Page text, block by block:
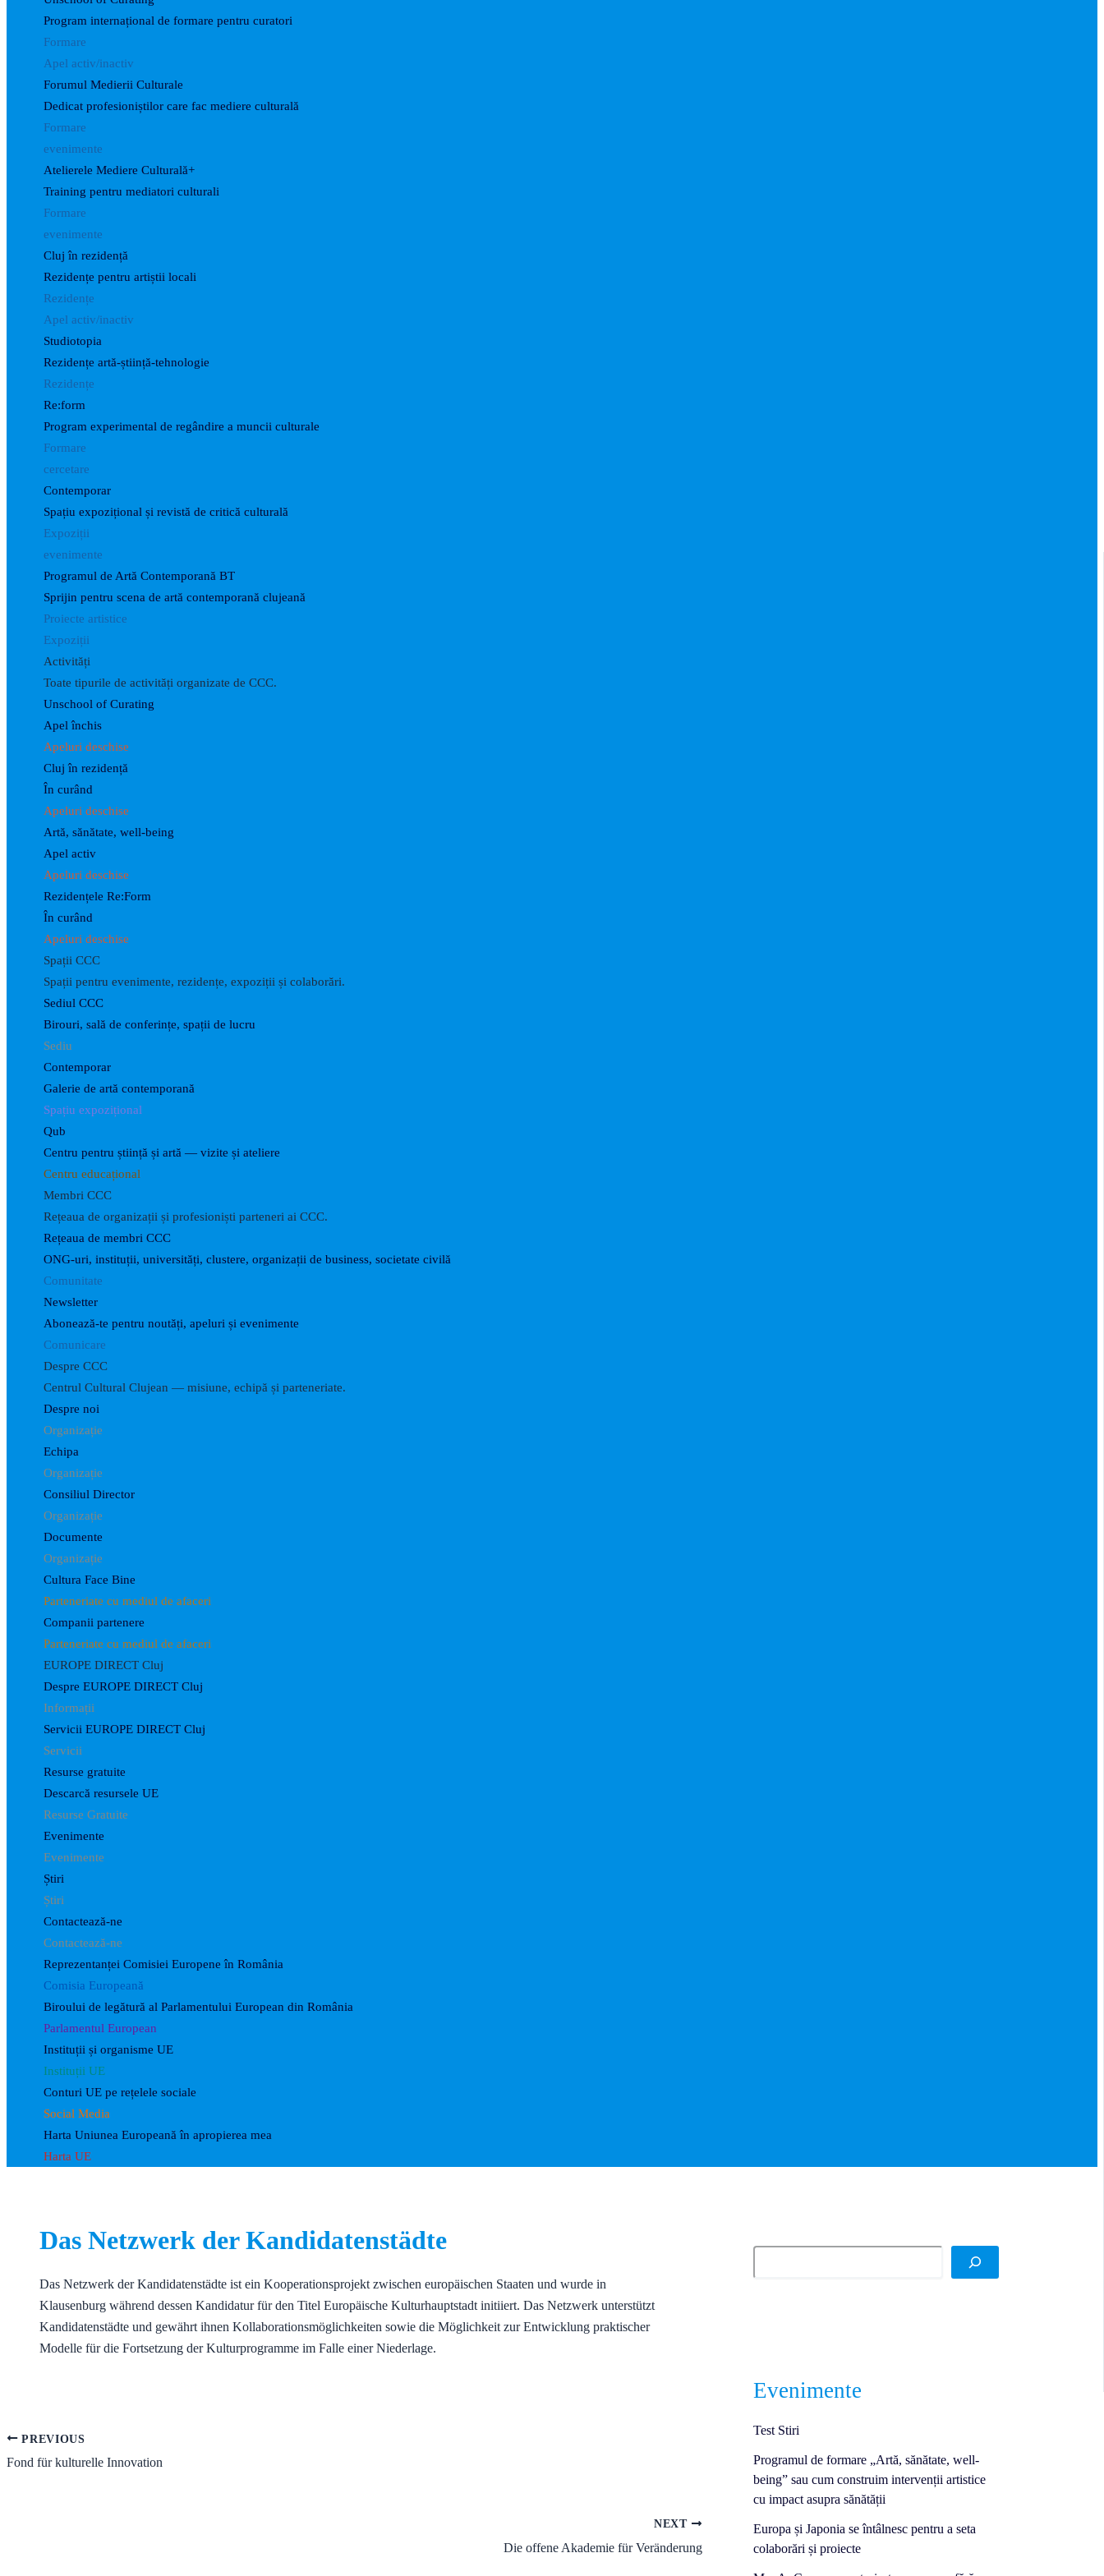
Program internațional de formare pentru curatori
Formare
Apel activ/inactiv
Forumul Medierii Culturale
Dedicat profesioniștilor care fac mediere culturală
Formare
evenimente
Atelierele Mediere Culturală+
Training pentru mediatori culturali
Formare
evenimente
Cluj în rezidență
Rezidențe pentru artiștii locali
Rezidențe
Apel activ/inactiv
Studiotopia
Rezidențe artă-știință-tehnologie
Rezidențe
Re:form
Program experimental de regândire a muncii culturale
Formare
cercetare
Contemporar
Spațiu expozițional și revistă de critică culturală
Expoziții
evenimente
Programul de Artă Contemporană BT
Sprijin pentru scena de artă contemporană clujeană
Proiecte artistice
Expoziții
Activități
Toate tipurile de activități organizate de CCC.
Unschool of Curating
Apel închis
Apeluri deschise
Cluj în rezidență
În curând
Apeluri deschise
Artă, sănătate, well-being
Apel activ
Apeluri deschise
Rezidențele Re:Form
În curând
Apeluri deschise
Spații CCC
Spații pentru evenimente, rezidențe, expoziții și colaborări.
Sediul CCC
Birouri, sală de conferințe, spații de lucru
Sediu
Contemporar
Galerie de artă contemporană
Spațiu expozițional
Qub
Centru pentru știință și artă — vizite și ateliere
Centru educațional
Membri CCC
Rețeaua de organizații și profesioniști parteneri ai CCC.
Rețeaua de membri CCC
ONG-uri, instituții, universități, clustere, organizații de business, societate civilă
Comunitate
Newsletter
Abonează-te pentru noutăți, apeluri și evenimente
Comunicare
Despre CCC
Centrul Cultural Clujean — misiune, echipă și parteneriate.
Despre noi
Organizație
Echipa
Organizație
Consiliul Director
Organizație
Documente
Organizație
Cultura Face Bine
Parteneriate cu mediul de afaceri
Companii partenere
Parteneriate cu mediul de afaceri
EUROPE DIRECT Cluj
Despre EUROPE DIRECT Cluj
Informații
Servicii EUROPE DIRECT Cluj
Servicii
Resurse gratuite
Descarcă resursele UE
Resurse Gratuite
Evenimente
Evenimente
Știri
Știri
Contactează-ne
Contactează-ne
Reprezentanței Comisiei Europene în România
Comisia Europeană
Biroului de legătură al Parlamentului European din România
Parlamentul European
Instituții și organisme UE
Instituții UE
Conturi UE pe rețelele sociale
Social Media
Harta Uniunea Europeană în apropierea mea
Harta UE
Das Netzwerk der Kandidatenstädte
Das Netzwerk der Kandidatenstädte ist ein Kooperationsprojekt zwischen europäischen Staaten und wurde in
Klausenburg während dessen Kandidatur für den Titel Europäische Kulturhauptstadt initiiert. Das Netzwerk unterstützt
Kandidatenstädte und gewährt ihnen Kollaborationsmöglichkeiten sowie die Möglichkeit zur Entwicklung praktischer
Modelle für die Fortsetzung der Kulturprogramme im Falle einer Niederlage.
PREVIOUS
Fond für kulturelle Innovation
NEXT
Die offene Akademie für Veränderung
Evenimente
Test Stiri
Programul de formare „Artă, sănătate, well-
being” sau cum construim intervenții artistice
cu impact asupra sănătății
Europa și Japonia se întâlnesc pentru a seta
colaborări și proiecte